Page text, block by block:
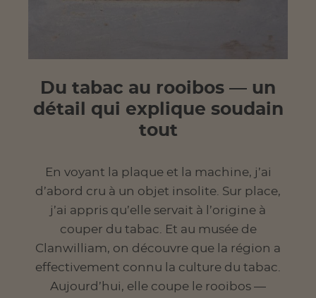
Du tabac au rooibos — un
détail qui explique soudain
tout
En voyant la plaque et la machine, j’ai
d’abord cru à un objet insolite. Sur place,
j’ai appris qu’elle servait à l’origine à
couper du tabac. Et au musée de
Clanwilliam, on découvre que la région a
effectivement connu la culture du tabac.
Aujourd’hui, elle coupe le rooibos —